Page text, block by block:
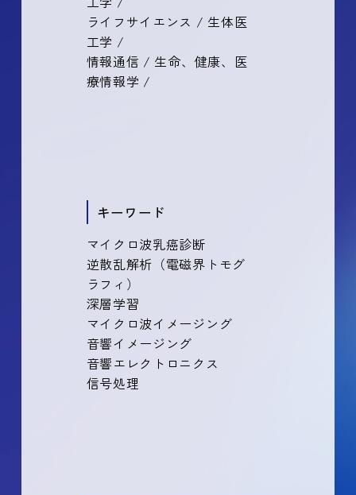
ライフサイエンス / 生体医
工学 /
情報通信 / 生命、健康、医
療情報学 /
キーワード
マイクロ波乳癌診断
逆散乱解析（電磁界トモグ
ラフィ）
深層学習
マイクロ波イメージング
音響イメージング
音響エレクトロニクス
信号処理